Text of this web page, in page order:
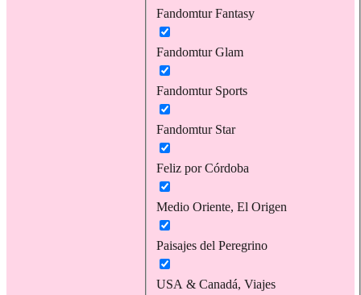
Fandomtur Fantasy
Fandomtur Glam
Fandomtur Sports
Fandomtur Star
Feliz por Córdoba
Medio Oriente, El Origen
Paisajes del Peregrino
USA & Canadá, Viajes